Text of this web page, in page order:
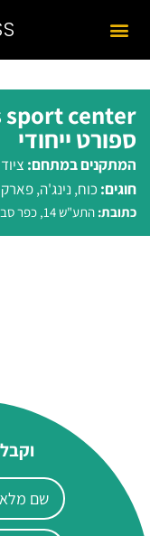
ספורט ייחודי
המתקנים במתחם:
חוגים: כוח, נינג'ה,
כתובת: התע"ש 14, כפר סבא .